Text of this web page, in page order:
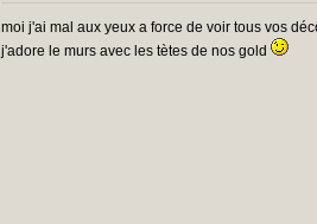
moi j'ai mal aux yeux a force de voir tous vos
j'adore le murs avec les tètes de nos gold